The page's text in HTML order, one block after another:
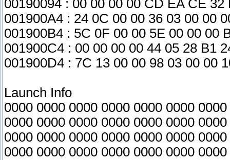
00190094 : 00 00 00 00 CD EA CE
001900A4 : 24 0C 00 00 36 03 00 00
001900B4 : 5C 0F 00 00 5E 00 00 00
001900C4 : 00 00 00 00 44 05 28 B1
001900D4 : 7C 13 00 00 98 03 00 00
Launch Info
0000 0000 0000 0000 0000 0000
0000 0000 0000 0000 0000 0000
0000 0000 0000 0000 0000 0000
0000 0000 0000 0000 0000 0000